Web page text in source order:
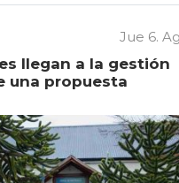
Jue 6.
llegan a la gestión
una propuesta